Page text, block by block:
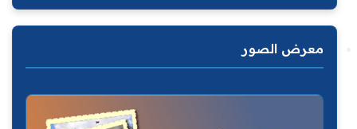
معرض الصور